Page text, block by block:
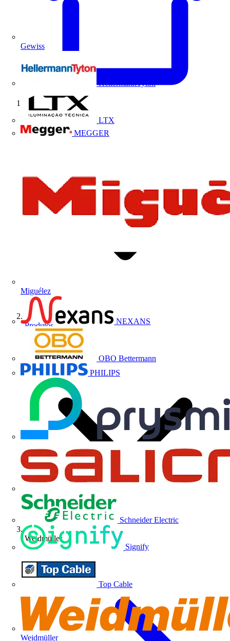
Gewiss
HellermannTyton
LTX
MEGGER
Miguélez
NEXANS
OBO Bettermann
PHILIPS
Schneider Electric
Signify
Top Cable
Weidmüller
Início
Produtos
Weidmüller